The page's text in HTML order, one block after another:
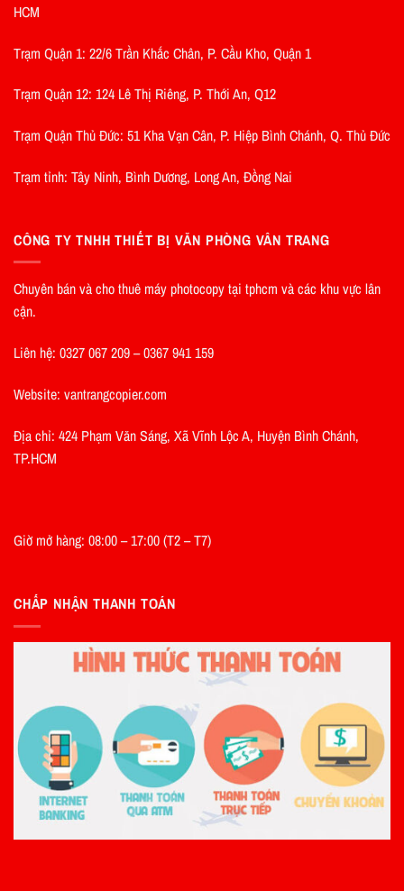
HCM
Trạm Quận 1: 22/6 Trần Khắc Chân, P. Cầu Kho, Quận 1
Trạm Quận 12: 124 Lê Thị Riêng, P. Thới An, Q12
Trạm Quận Thủ Đức: 51 Kha Vạn Cân, P. Hiệp Bình Chánh, Q. Thủ Đức
Trạm tỉnh: Tây Ninh, Bình Dương, Long An, Đồng Nai
CÔNG TY TNHH THIẾT BỊ VĂN PHÒNG VÂN TRANG
Chuyên bán và cho thuê máy photocopy tại tphcm và các khu vực lân
cận.
Liên hệ: 0327 067 209 – 0367 941 159
Website: vantrangcopier.com
Địa chỉ: 424 Phạm Văn Sáng, Xã Vĩnh Lộc A, Huyện Bình Chánh,
TP.HCM
Giờ mở hàng: 08:00 – 17:00 (T2 – T7)
CHẤP NHẬN THANH TOÁN